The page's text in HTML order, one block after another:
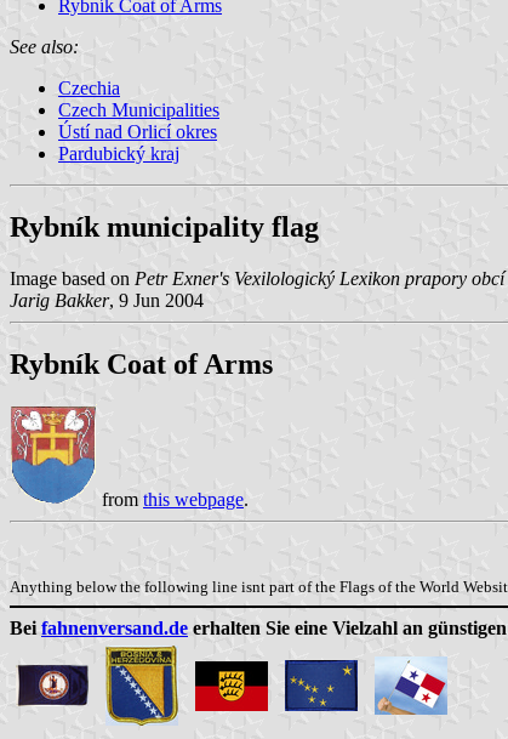
Rybník Coat of Arms
See also:
Czechia
Czech Municipalities
Ústí nad Orlicí okres
Pardubický kraj
Rybník municipality flag
Image based on Petr Exner's Vexilologický Lexikon prapory
Jarig Bakker, 9 Jun 2004
Rybník Coat of Arms
from this webpage.
Anything below the following line isnt part of the Flags of the World
Beifahnenversand.de erhalten Sie eine Vielzahl an